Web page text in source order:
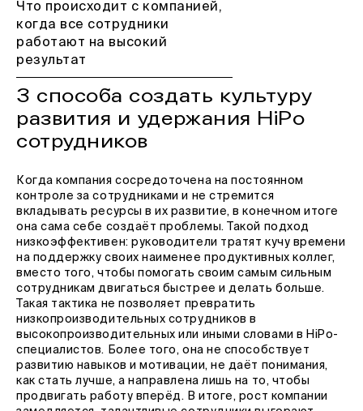
Что происходит с компанией,
когда все сотрудники
работают на высокий
результат
З способа создать культуру
развития и удержания HiPo
сотрудников
Когда компания сосредоточена на постоянном
контроле за сотрудниками и не стремится
вкладывать ресурсы в их развитие, в конечном итоге
она сама себе создаёт проблемы. Такой подход
низкоэффективен: руководители тратят кучу времени
на поддержку своих наименее продуктивных коллег,
вместо того, чтобы помогать своим самым сильным
сотрудникам двигаться быстрее и делать больше.
Такая тактика не позволяет превратить
низкопроизводительных сотрудников в
высокопроизводительных или иными словами в HiPo-
специалистов. Более того, она не способствует
развитию навыков и мотивации, не даёт понимания,
как стать лучше, а направлена лишь на то, чтобы
продвигать работу вперёд. В итоге, рост компании